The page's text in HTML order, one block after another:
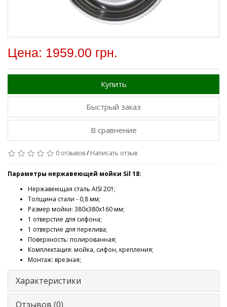
Цена: 1959.00 грн.
Купить
Быстрый заказ
В сравнение
0 отзывов/Написать отзыв
Параметры нержавеющей мойки Sil 18:
Нержавеющая сталь AISI 201;
Толщина стали - 0,8 мм;
Размер мойки: 380х380х160 мм;
1 отверстие для сифона;
1 отверстие для перелива;
Поверхность: полированная;
Комплектация: мойка, сифон, крепления;
Монтаж: врезная;
Характеристики
Отзывов (0)